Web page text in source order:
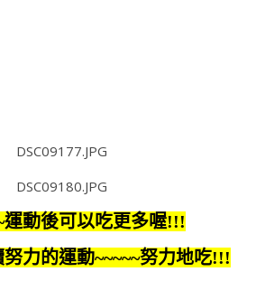
運動後可以吃更多喔!!!
努力的運動~~~~~努力地吃!!!